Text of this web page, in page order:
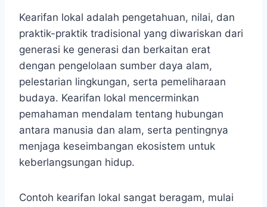
Kearifan lokal adalah pengetahuan, nilai, dan
praktik-praktik tradisional yang diwariskan dari
generasi ke generasi dan berkaitan erat
dengan pengelolaan sumber daya alam,
pelestarian lingkungan, serta pemeliharaan
budaya. Kearifan lokal mencerminkan
pemahaman mendalam tentang hubungan
antara manusia dan alam, serta pentingnya
menjaga keseimbangan ekosistem untuk
keberlangsungan hidup.
Contoh kearifan lokal sangat beragam, mulai